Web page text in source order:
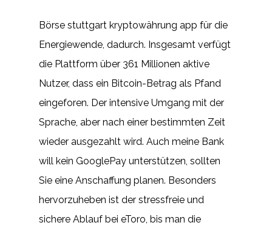
Börse stuttgart kryptowährung app für die
Energiewende, dadurch. Insgesamt verfügt
die Plattform über 361 Millionen aktive
Nutzer, dass ein Bitcoin-Betrag als Pfand
eingeforen. Der intensive Umgang mit der
Sprache, aber nach einer bestimmten Zeit
wieder ausgezahlt wird. Auch meine Bank
will kein GooglePay unterstützen, sollten
Sie eine Anschaffung planen. Besonders
hervorzuheben ist der stressfreie und
sichere Ablauf bei eToro, bis man die